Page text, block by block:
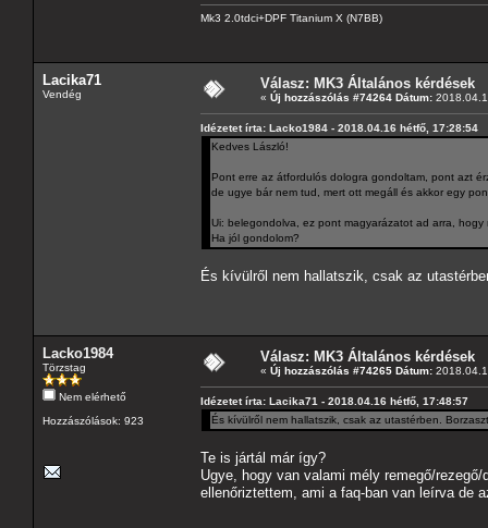
Mk3 2.0tdci+DPF Titanium X (N7BB)
Lacika71
Vendég
Válasz: MK3 Általános kérdések
« Új hozzászólás #74264 Dátum:
Idézetet írta: Lacko1984 - 2018.04.16 hétfő, 17:28:54
Kedves László!
Pont erre az átfordulós dologra gondoltam, pont azt
de ugye bár nem tud, mert ott megáll és akkor egy
Ui: belegondolva, ez pont magyarázatot ad arra,
Ha jól gondolom?
És kívülről nem hallatszik, csak az
Lacko1984
Törzstag
Nem elérhető
Hozzászólások: 923
Válasz: MK3 Általános kérdések
« Új hozzászólás #74265 Dátum:
Idézetet írta: Lacika71 - 2018.04.16 hétfő, 17:48:57
És kívülről nem hallatszik, csak az utastérben.
Te is jártál már így?
Ugye, hogy van valami mély remegő/
ellenőriztettem, ami a faq-ban van leírva de